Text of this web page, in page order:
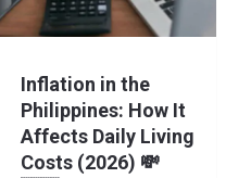
Inflation in the
Philippines: How It
Affects Daily Living
Costs (2026) 💸